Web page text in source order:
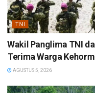
TNI
Wakil Panglima TNI
Terima Warga
AGUSTUS 5, 2026